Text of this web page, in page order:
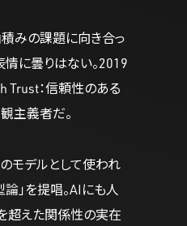
みの課題に向き合っ
情に曇りはない。2019
Trust：信頼性のある
主義者だ。
モデルとして使われ
」を提唱。AIにも人
超えた関係性の実在